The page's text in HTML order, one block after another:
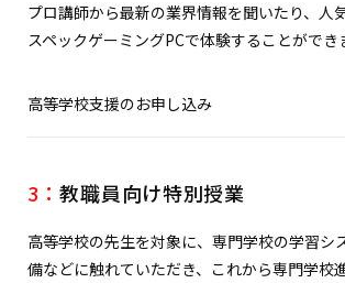
プロ講師から最新の業界情報を聞いたり、人
スペックゲーミングPCで体験することができ
高等学校支援のお申し込み
3：教職員向け特別授業
高等学校の先生を対象に、専門学校の学習シ
備などに触れていただき、これから専門学校